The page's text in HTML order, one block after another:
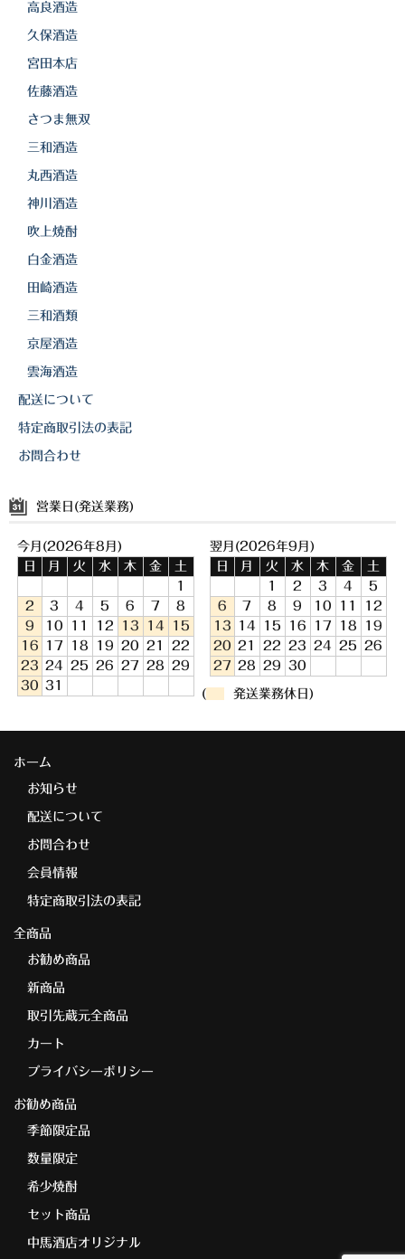
高良酒造
久保酒造
宮田本店
佐藤酒造
さつま無双
三和酒造
丸西酒造
神川酒造
吹上焼酎
白金酒造
田崎酒造
三和酒類
京屋酒造
雲海酒造
配送について
特定商取引法の表記
お問合わせ
営業日(発送業務)
今月(2026年8月)
日
月 火 水 木 金
土
1
2
3 4 5 6 7
8
9
10 11 12 13 14
15
16
17 18 19 20 21
22
23 24 25 26 27 28
29
30 31
翌月(2026年9月)
日
月 火 水 木 金
土
1
2 3 4
5
6
7 8 9 10 11
12
13
14 15 16 17 18
19
20 21 22 23 24 25
26
27 28 29 30
( 発送業務休日)
ホーム
お知らせ
配送について
お問合わせ
会員情報
特定商取引法の表記
全商品
お勧め商品
新商品
取引先蔵元全商品
カート
プライバシーポリシー
お勧め商品
季節限定品
数量限定
希少焼酎
セット商品
中馬酒店オリジナル